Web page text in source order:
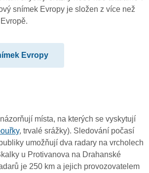
snímek Evropy je složen z více než
Evropy
místa, na kterých se vyskytují
, trvalé srážky). Sledování počasí
umožňují dva radary na vrcholech
u Protivanova na Drahanské
je 250 km a jejich provozovatelem